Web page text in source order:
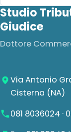
giorno fa mi
un parere in
in…
Studio
Giudice
Dottore
Via Antonio
Cisterna (NA)
081 8036024 ·